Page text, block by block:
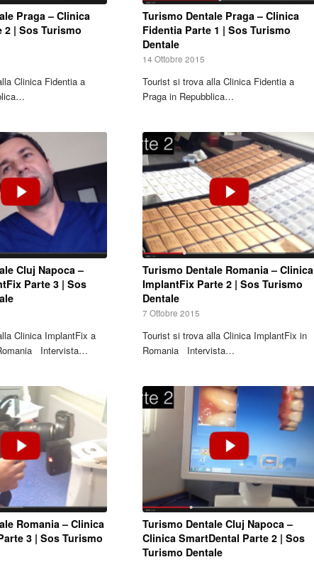
Praga – Clinica
2 | Sos Turismo
Clinica Fidentia a
Turismo Dentale Praga – Clinica
Fidentia Parte 1 | Sos Turismo
Dentale
14 Ottobre 2015
Tourist si trova alla Clinica Fidentia a
Praga in Repubblica…
Cluj Napoca –
Parte 3 | Sos
Clinica ImplantFix a
Intervista…
Turismo Dentale Romania – Clinica
ImplantFix Parte 2 | Sos Turismo
Dentale
7 Ottobre 2015
Tourist si trova alla Clinica ImplantFix in
Romania Intervista…
Romania – Clinica
3 | Sos Turismo
Turismo Dentale Cluj Napoca –
Clinica SmartDental Parte 2 | Sos
Turismo Dentale